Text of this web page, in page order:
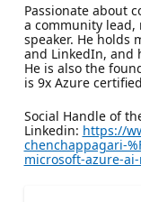
Passionate about
a community
speaker. He holds
and LinkedIn, and
He is also the
is 9x Azure
Social Handle of
Linkedin: https://
chenchappagari-
microsoft-azure-